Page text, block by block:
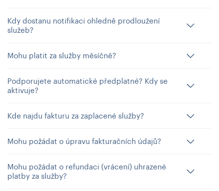
Kdy dostanu notifikaci ohledně prodloužení
služeb?
Mohu platit za služby měsíčně?
Podporujete automatické předplatné? Kdy se
aktivuje?
Kde najdu fakturu za zaplacené služby?
Mohu požádat o úpravu fakturačních údajů?
Mohu požádat o refundaci (vrácení) uhrazené
platby za služby?